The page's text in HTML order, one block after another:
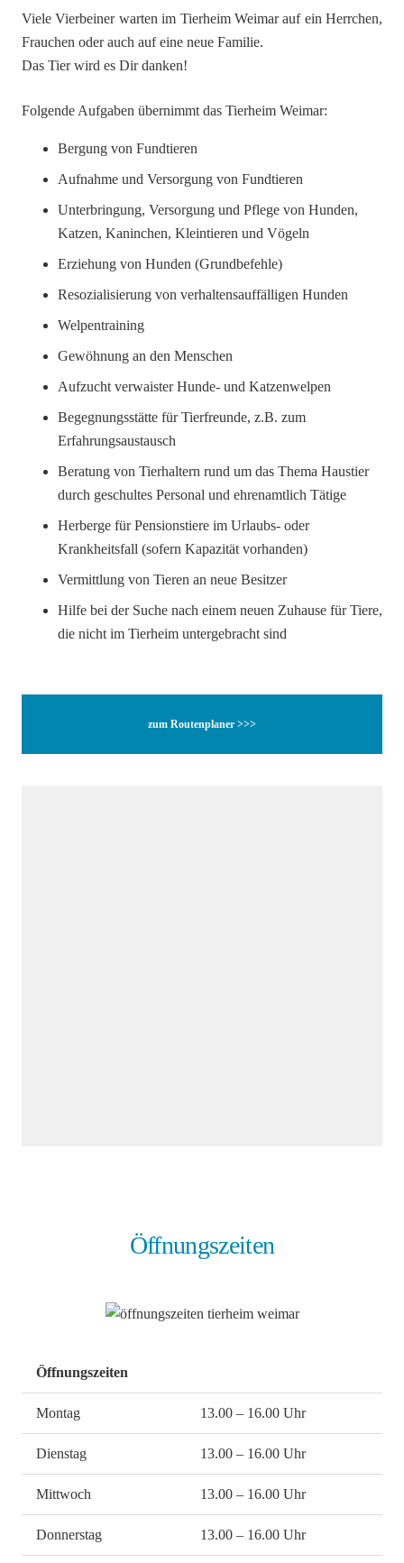
Viele Vierbeiner warten im Tierheim Weimar auf ein Herrchen,
Frauchen oder auch auf eine neue Familie.
Das Tier wird es Dir danken!
Folgende Aufgaben übernimmt das Tierheim Weimar:
Bergung von Fundtieren
Aufnahme und Versorgung von Fundtieren
Unterbringung, Versorgung und Pflege von Hunden,
Katzen, Kaninchen, Kleintieren und Vögeln
Erziehung von Hunden (Grundbefehle)
Resozialisierung von verhaltensauffälligen Hunden
Welpentraining
Gewöhnung an den Menschen
Aufzucht verwaister Hunde- und Katzenwelpen
Begegnungsstätte für Tierfreunde, z.B. zum
Erfahrungsaustausch
Beratung von Tierhaltern rund um das Thema Haustier
durch geschultes Personal und ehrenamtlich Tätige
Herberge für Pensionstiere im Urlaubs- oder
Krankheitsfall (sofern Kapazität vorhanden)
Vermittlung von Tieren an neue Besitzer
Hilfe bei der Suche nach einem neuen Zuhause für Tiere,
die nicht im Tierheim untergebracht sind
zum Routenplaner >>>
Öffnungszeiten
Öffnungszeiten
Montag 13.00 – 16.00 Uhr
Dienstag 13.00 – 16.00 Uhr
Mittwoch 13.00 – 16.00 Uhr
Donnerstag 13.00 – 16.00 Uhr